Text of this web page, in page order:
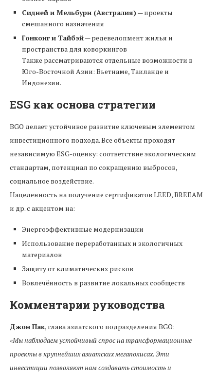
Сидней и Мельбурн (Австралия)— проекты
смешанного назначения
Гонконг и Тайбэй— редевелопмент жилья и
пространства для коворкингов
Также рассматриваются отдельные возможности в
Юго-Восточной Азии: Вьетнаме, Таиланде и
Индонезии.
ESG как основа стратегии
BGO делает устойчивое развитие ключевым элементом
инвестиционного подхода. Все объекты проходят
независимую ESG-оценку: соответствие экологическим
стандартам, потенциал по сокращению выбросов,
социальное воздействие.
Нацеленность на получение сертификатов LEED, BREEAM
и др. с акцентом на:
Энергоэффективные модернизации
Использование переработанных и экологичных
материалов
Защиту от климатических рисков
Вовлечённость в развитие локальных сообществ
Комментарии руководства
Джон Пак, глава азиатского подразделения BGO:
«Мы наблюдаем устойчивый спрос на трансформационные
проекты в крупнейших азиатских мегаполисах. Эти
инвестиции позволяют нам создавать стоимость и